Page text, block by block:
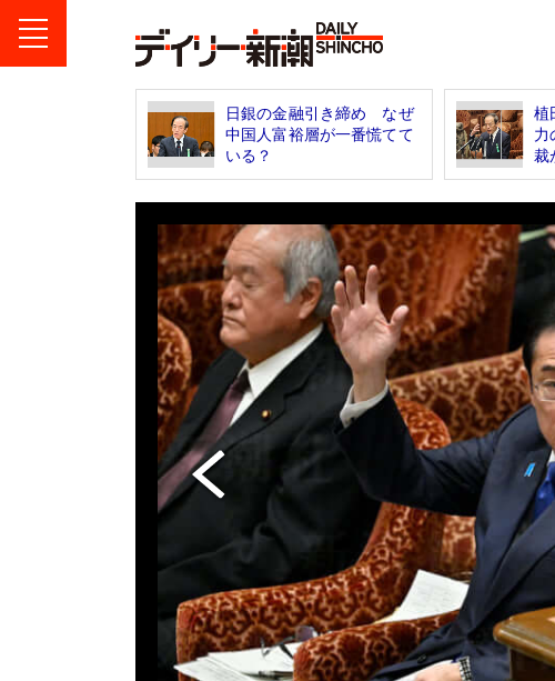
日銀の金融引き締め なぜ
中国人富裕層が一番慌てて
いる？
植
力
裁